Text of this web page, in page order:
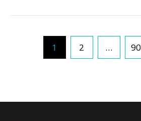
Pagination
1 2 … 90